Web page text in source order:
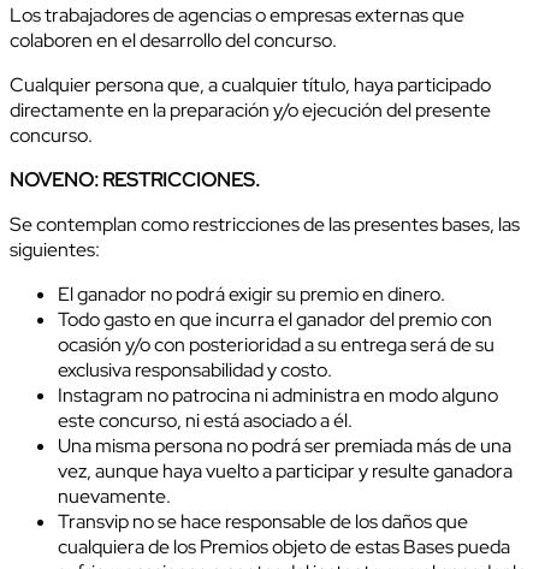
Los trabajadores de agencias o empresas externas que
colaboren en el desarrollo del concurso.
Cualquier persona que, a cualquier título, haya participado
directamente en la preparación y/o ejecución del presente
concurso.
NOVENO: RESTRICCIONES.
Se contemplan como restricciones de las presentes bases, las
siguientes:
El ganador no podrá exigir su premio en dinero.
Todo gasto en que incurra el ganador del premio con
ocasión y/o con posterioridad a su entrega será de su
exclusiva responsabilidad y costo.
Instagram no patrocina ni administra en modo alguno
este concurso, ni está asociado a él.
Una misma persona no podrá ser premiada más de una
vez, aunque haya vuelto a participar y resulte ganadora
nuevamente.
Transvip no se hace responsable de los daños que
cualquiera de los Premios objeto de estas Bases pueda